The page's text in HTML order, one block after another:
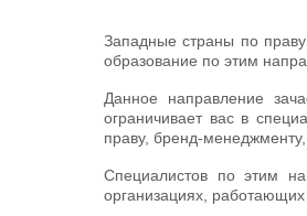
Западные страны по праву
образование по этим
Данное направление
ограничивает вас в
праву, бренд-
Специалистов по этим
организациях, работающих